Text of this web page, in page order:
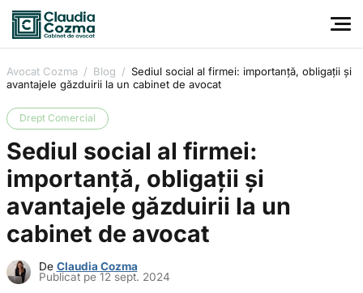
Avocat Cozma / Blog / Sediul social al firmei: importanță, obligații și
avantajele găzduirii la un cabinet de avocat
Drept Comercial
Sediul social al firmei:
importanță, obligații și
avantajele găzduirii la un
cabinet de avocat
De Claudia Cozma
Publicat pe 12 sept. 2024